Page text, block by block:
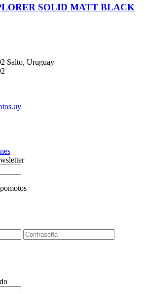
SOLID MATT BLACK
Salto, Uruguay